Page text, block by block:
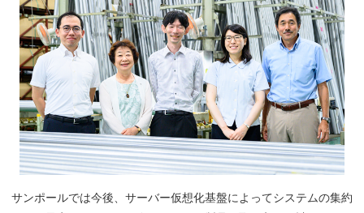
サンポールでは今後、サーバー仮想化基盤によってシステムの集約